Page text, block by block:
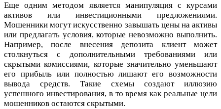
Еще одним методом является манипуляция с курсами
активов или инвестиционными предложениями.
Мошенники могут искусственно завышать цены на активы
или предлагать условия, которые невозможно выполнить.
Например, после внесения депозита клиент может
столкнуться с дополнительными требованиями или
скрытыми комиссиями, которые значительно уменьшают
его прибыль или полностью лишают его возможности
вывода средств. Такие схемы создают иллюзию
успешного инвестирования, в то время как реальные цели
мошенников остаются скрытыми.